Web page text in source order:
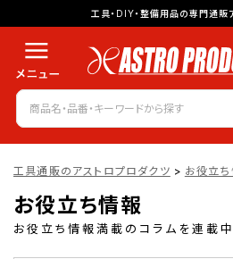
工具・DIY・整備用品の専門通販
工具通販のアストロプロダクツ > お役立
お役立ち情報
お役立ち情報満載のコラムを連載中